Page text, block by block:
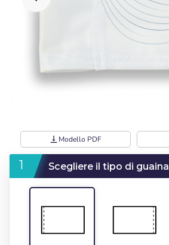
vertical_align_bottom Modello PDF
Scegliere il tipo di guaina